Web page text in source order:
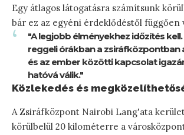
Egy átlagos látogatásra számítsunk
bár ez az egyéni érdeklődéstől függően
"A legjobb élményekhez időzítés
reggeli órákban a zsiráfközpontban
és az ember közötti kapcsolat
hatóvá válik."
Közlekedés és
A Zsiráfközpont Nairobi Lang'ata
körülbelül 20 kilométerre a